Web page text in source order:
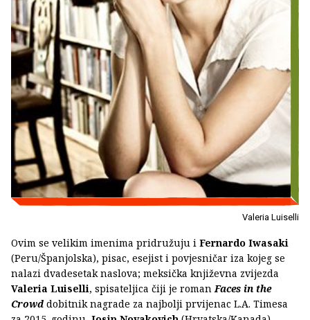
Valeria Luiselli
Ovim se velikim imenima pridružuju i Fernardo Iwasaki
(Peru/Španjolska), pisac, esejist i povjesničar iza kojeg se
nalazi dvadesetak naslova; meksička književna zvijezda
Valeria Luiselli, spisateljica čiji je romanFaces in the
Crowd dobitnik nagrade za najbolji prvijenac L.A. Timesa